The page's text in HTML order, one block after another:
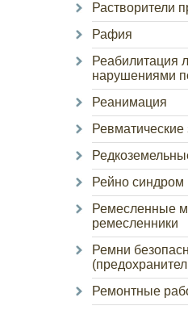
Растворители
Рафия
Реабилитация
нарушениями
Реанимация
Рейно синдром
Ремесленные
ремесленники
Ремни
Ремонтные